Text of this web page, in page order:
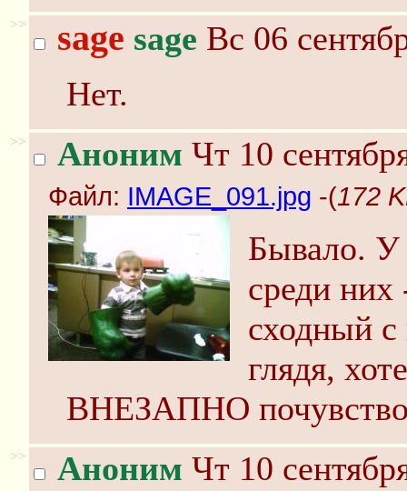
>> sage sage Вс 06
Нет.
>> Аноним Чт 10
Файл: IMAGE_091.jpg -(172
Бывало. У
среди них
сходный
глядя,
ВНЕЗАПНО
>> Аноним Чт 10